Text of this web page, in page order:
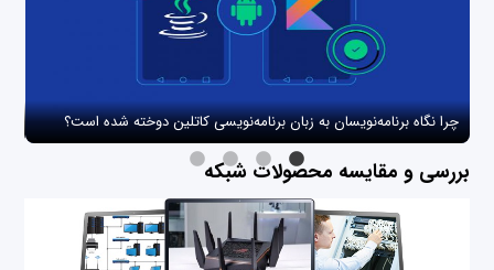
چرا نگاه برنامه‌نویسان به زبان برنامه‌نویسی کاتلین دوخته شده است؟
بررسی و مقایسه محصولات شبکه